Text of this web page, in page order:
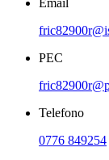
Email
PEC
Telefono
0776 849254